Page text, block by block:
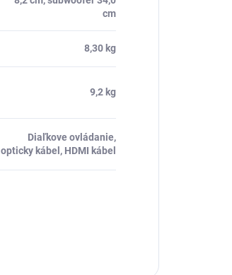
cm
8,30 kg
9,2 kg
Diaľkove ovládanie,
opticky kábel, HDMI kábel